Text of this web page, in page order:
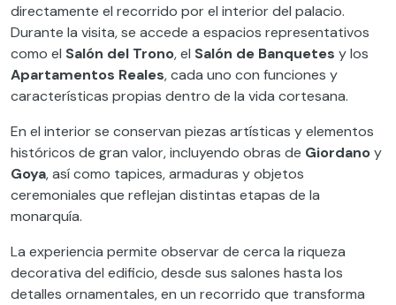
directamente el recorrido por el interior del palacio.
Durante la visita, se accede a espacios representativos
como el Salón del Trono, el Salón de Banquetes y los
Apartamentos Reales, cada uno con funciones y
características propias dentro de la vida cortesana.
En el interior se conservan piezas artísticas y elementos
históricos de gran valor, incluyendo obras de Giordanoy
Goya, así como tapices, armaduras y objetos
ceremoniales que reflejan distintas etapas de la
monarquía.
La experiencia permite observar de cerca la riqueza
decorativa del edificio, desde sus salones hasta los
detalles ornamentales, en un recorrido que transforma